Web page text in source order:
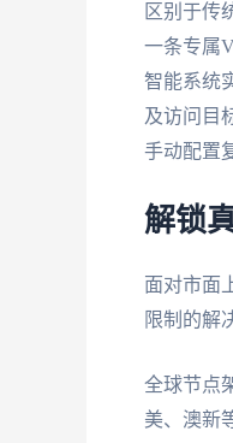
区别于传
一条专属
智能系统
及访问目
手动配置
解锁
面对市面
限制的解
全球节点
美、澳新